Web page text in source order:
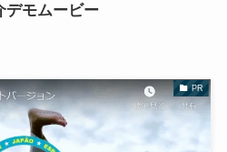
デモムービー
PR